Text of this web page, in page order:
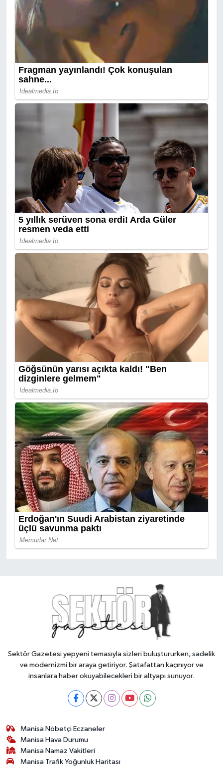
Sektör Gazetesi yepyeni temasıyla sizleri buluştururken, sadelik
ve modernizmi bir araya getiriyor. Şatafattan kaçınıyor ve
insanlara haber okuyabilecekleri bir altyapı sunuyor.
Manisa Nöbetçi Eczaneler
Manisa Hava Durumu
Manisa Namaz Vakitleri
Manisa Trafik Yoğunluk Haritası